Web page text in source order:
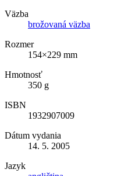
Väzba
brožovaná väzba
Rozmer
154×229 mm
Hmotnosť
350 g
ISBN
1932907009
Dátum vydania
14. 5. 2005
Jazyk